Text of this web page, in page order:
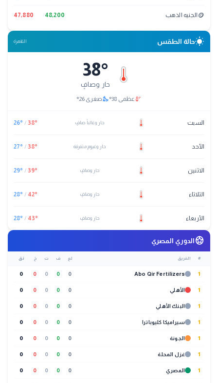
🪙 الجنيه الذهب 48,200
47,880
wb_sunnyحالة الطقس القاهرة
38°
حار وصافٍ
thermostat عظمى 38
°
nights_stayصغرى 26
°
السبت حار وغالباً صافٍ 38°
/
26°
الأحد حار وغيوم متفرقة 38°
/
27°
الاثنين حار وصافٍ 39°
/
29°
الثلاثاء حار وصافٍ 42°
/
28°
الأربعاء حار وصافٍ 43°
/
28°
sports_soccerالدوري المصري
# الفريق لع ف ت خ نق
1
Abo Qir Fertilizers
0
0
0
0
0
1 الأهلي 0
0
0
0
0
1 البنك الأهلي 0
0
0
0
0
1 سيراميكا كليوباترا 0
0
0
0
0
1 الجونة 0
0
0
0
0
1 غزل المحلة 0
0
0
0
0
1 المصري 0
0
0
0
0